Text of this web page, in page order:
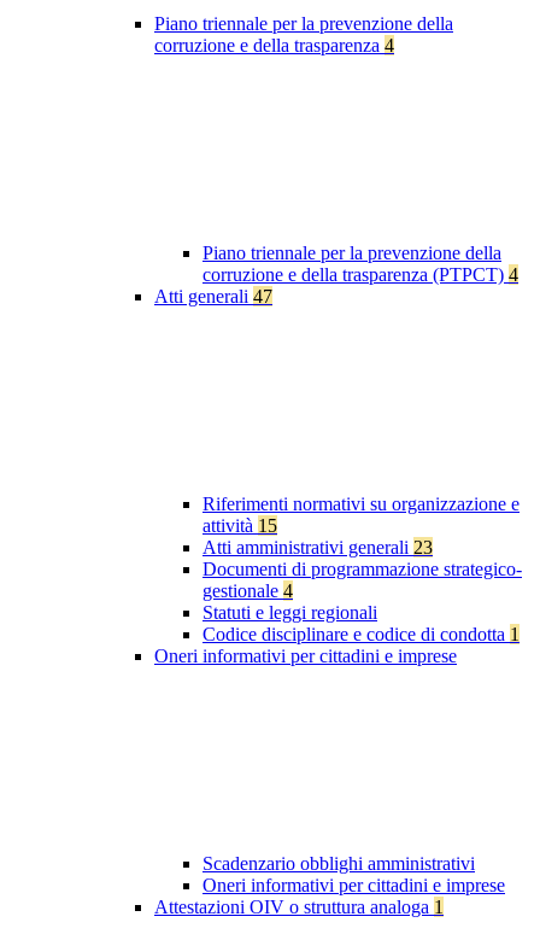
Piano triennale per la prevenzione della
corruzione e della trasparenza 4
Piano triennale per la prevenzione della
corruzione e della trasparenza (PTPCT) 4
Atti generali 47
Riferimenti normativi su organizzazione e
attività 15
Atti amministrativi generali 23
Documenti di programmazione strategico-
gestionale 4
Statuti e leggi regionali
Codice disciplinare e codice di condotta 1
Oneri informativi per cittadini e imprese
Scadenzario obblighi amministrativi
Oneri informativi per cittadini e imprese
Attestazioni OIV o struttura analoga 1